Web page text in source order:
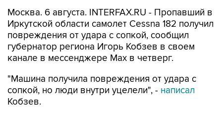
Москва. 6 августа. INTERFAX.RU - Пропавший в
Иркутской области самолет Cessna 182 получил
повреждения от удара с сопкой, сообщил
губернатор региона Игорь Кобзев в своем
канале в мессенджере Мах в четверг.
"Машина получила повреждения от удара с
сопкой, но люди внутри уцелели", - написал
Кобзев.